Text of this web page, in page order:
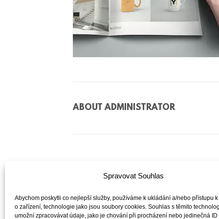
Spravovat Souhlas
Abychom poskytli co nejlepší služby, používáme k ukládání a/nebo přístupu
o zařízení, technologie jako jsou soubory cookies. Souhlas s těmito
umožní zpracovávat údaje, jako je chování při procházení nebo jedinečná ID
ABOUTADMINISTRATOR